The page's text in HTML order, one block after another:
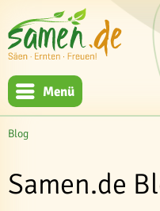
Menü
Blog
Samen.de